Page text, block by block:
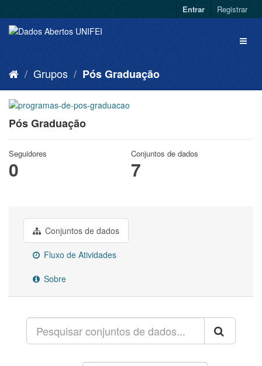
Entrar Registrar
Grupos Pós Graduação
Pós Graduação
Seguidores
0
Conjuntos de dados
7
Conjuntos de dados
Fluxo de Atividades
Sobre